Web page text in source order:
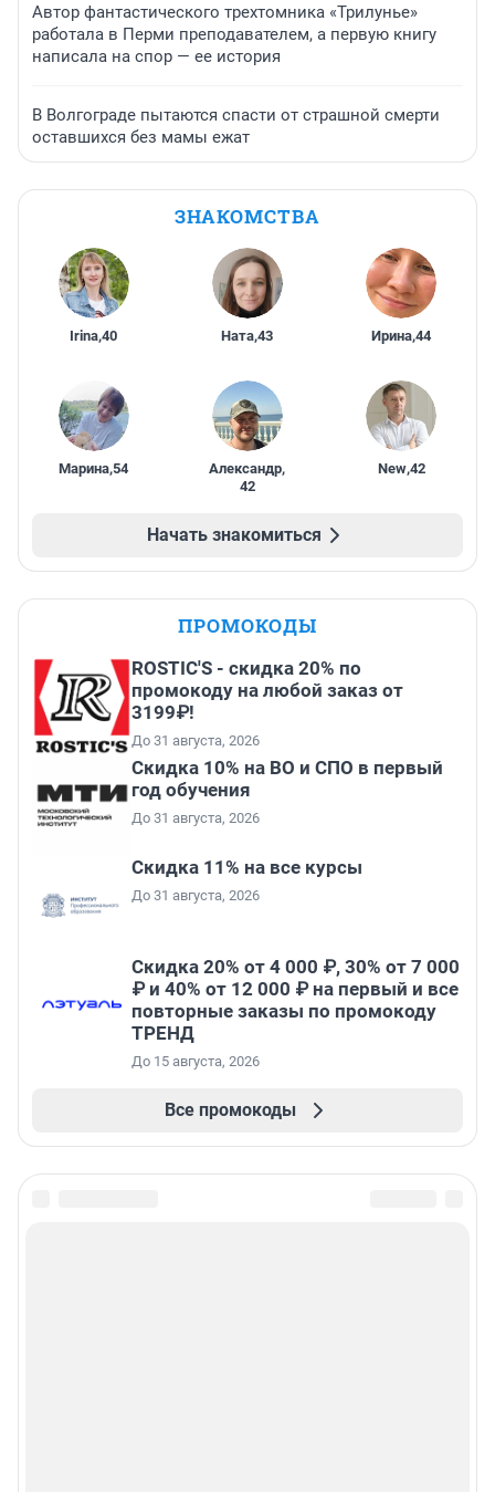
Автор фантастического трехтомника «Трилунье»
работала в Перми преподавателем, а первую книгу
написала на спор — ее история
В Волгограде пытаются спасти от страшной смерти
оставшихся без мамы ежат
ЗНАКОМСТВА
Irina,40 Ната,43 Ирина,44
Марина,54 Александр,
42
New,42
Начать знакомиться
ПРОМОКОДЫ
ROSTIC'S - скидка 20% по
промокоду на любой заказ от
3199₽!
До 31 августа, 2026
Скидка 10% на ВО и СПО в первый
год обучения
До 31 августа, 2026
Скидка 11% на все курсы
До 31 августа, 2026
Скидка 20% от 4 000 ₽, 30% от 7 000
₽ и 40% от 12 000 ₽ на первый и все
повторные заказы по промокоду
ТРЕНД
До 15 августа, 2026
Все промокоды